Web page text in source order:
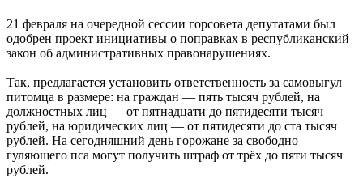
21 февраля на очередной сессии горсовета депутатами был
одобрен проект инициативы о поправках в республиканский
закон об административных правонарушениях.
Так, предлагается установить ответственность за самовыгул
питомца в размере: на граждан — пять тысяч рублей, на
должностных лиц — от пятнадцати до пятидесяти тысяч
рублей, на юридических лиц — от пятидесяти до ста тысяч
рублей. На сегодняшний день горожане за свободно
гуляющего пса могут получить штраф от трёх до пяти тысяч
рублей.